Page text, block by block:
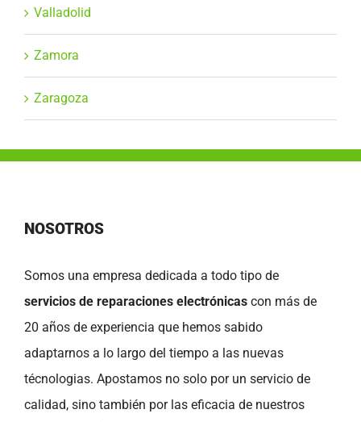
Valladolid
Zamora
Zaragoza
NOSOTROS
Somos una empresa dedicada a todo tipo de
servicios de reparaciones electrónicas con más de
20 años de experiencia que hemos sabido
adaptarnos a lo largo del tiempo a las nuevas
técnologias. Apostamos no solo por un servicio de
calidad, sino también por las eficacia de nuestros